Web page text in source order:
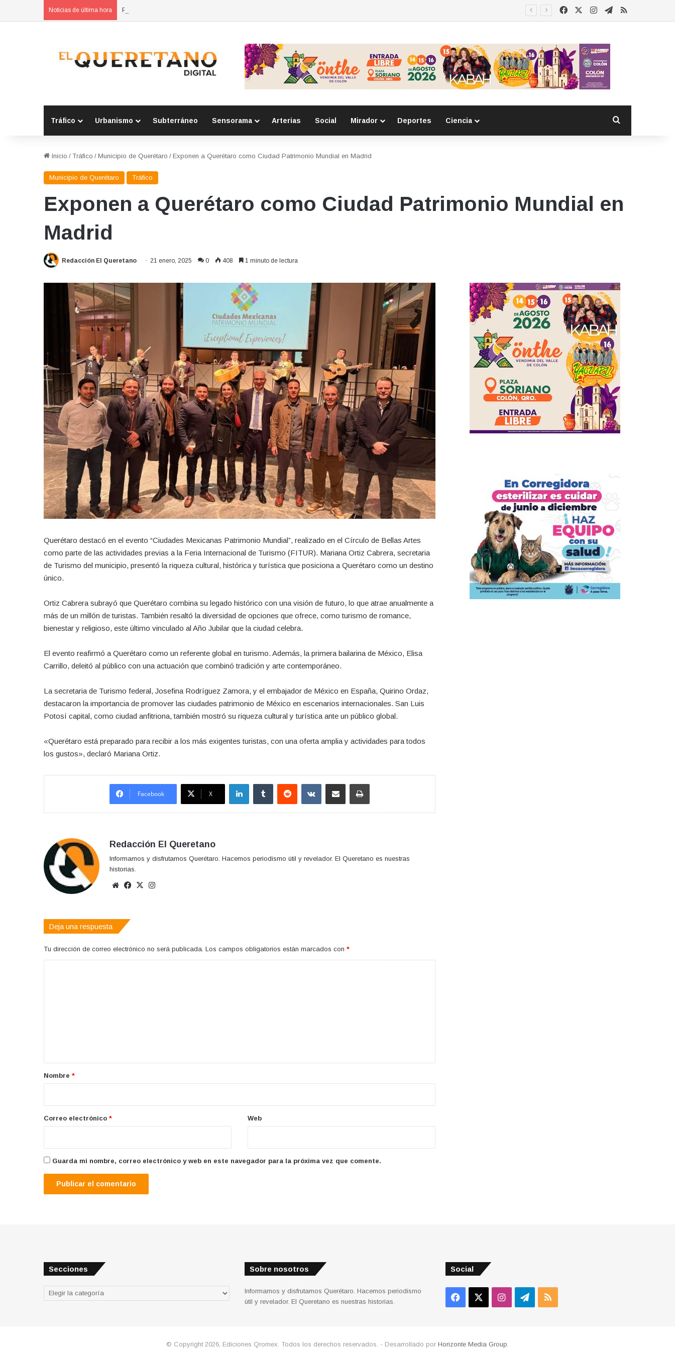
Noticias de última hora POES asegura vehículo relacionado con robos a comercio con violencia en Querétaro y Guanajuato; hay un detenido FacebookInstagram
Telegram
RSS
Tráfico Urbanismo Subterráneo Sensorama Arterias Social Mirador Deportes Ciencia
Inicio / Tráfico / Municipio de Querétaro / Exponen a Querétaro como Ciudad Patrimonio Mundial en Madrid
Municipio de Querétaro Tráfico
Exponen a Querétaro como Ciudad Patrimonio Mundial en
Madrid
Redacción El Queretano 21 enero, 2025 0 408 1 minuto de lectura
Querétaro destacó en el evento “Ciudades Mexicanas Patrimonio Mundial”, realizado en el Círculo de Bellas Artes
como parte de las actividades previas a la Feria Internacional de Turismo (FITUR). Mariana Ortiz Cabrera, secretaria
de Turismo del municipio, presentó la riqueza cultural, histórica y turística que posiciona a Querétaro como un destino
único.
Ortiz Cabrera subrayó que Querétaro combina su legado histórico con una visión de futuro, lo que atrae anualmente a
más de un millón de turistas. También resaltó la diversidad de opciones que ofrece, como turismo de romance,
bienestar y religioso, este último vinculado al Año Jubilar que la ciudad celebra.
El evento reafirmó a Querétaro como un referente global en turismo. Además, la primera bailarina de México, Elisa
Carrillo, deleitó al público con una actuación que combinó tradición y arte contemporáneo.
La secretaria de Turismo federal, Josefina Rodríguez Zamora, y el embajador de México en España, Quirino Ordaz,
destacaron la importancia de promover las ciudades patrimonio de México en escenarios internacionales. San Luis
Potosí capital, como ciudad anfitriona, también mostró su riqueza cultural y turística ante un público global.
«Querétaro está preparado para recibir a los más exigentes turistas, con una oferta amplia y actividades para todos
los gustos», declaró Mariana Ortiz.
Facebook X
LinkedInTumblr Reddit VKontakteCompartir por correo electrónicoImprimir
Redacción El Queretano
Informamos y disfrutamos Querétaro. Hacemos periodismo útil y revelador. El Queretano es nuestras
historias.
Sitio
Facebook
X
Deja una respuesta
Tu dirección de correo electrónico no será publicada. Los campos obligatorios están marcados con *
r
*
Nombre *
Correo electrónico * Web
Guarda mi nombre, correo electrónico y web en este navegador para la próxima vez que comente.
Secciones
Secciones
Sobre nosotros
Informamos y disfrutamos Querétaro. Hacemos periodismo
útil y revelador. El Queretano es nuestras historias.
Social
Facebook InstagramTelegram
RSS
© Copyright 2026, Ediciones Qromex. Todos los derechos reservados. - Desarrollado por Horizonte Media Group